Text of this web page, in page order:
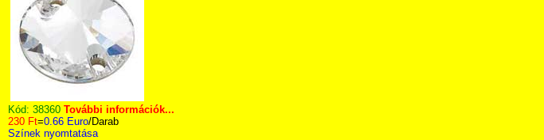
Kód: 38360 További információk...
230 Ft=0.66 Euro/Darab
Színek nyomtatása